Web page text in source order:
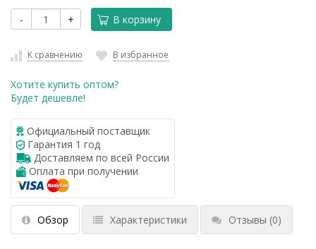
- + В корзину
К сравнению В избранное
Хотите купить оптом?
Будет дешевле!
Официальный поставщик
Гарантия 1 год
Доставляем по всей России
Оплата при получении
Обзор Характеристики Отзывы (0)